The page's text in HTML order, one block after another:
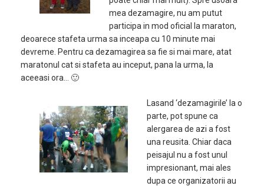
mea dezamagire, nu am putut
participa in mod oficial la maraton,
deoarece stafeta urma sa inceapa cu 10 minute mai
devreme. Pentru ca dezamagirea sa fie si mai mare, atat
maratonul cat si stafeta au inceput, pana la urma, la
aceeasi ora… 🙂
Lasand ‘dezamagirile’ la o
parte, pot spune ca
alergarea de azi a fost
una reusita. Chiar daca
peisajul nu a fost unul
impresionant, mai ales
dupa ce organizatorii au